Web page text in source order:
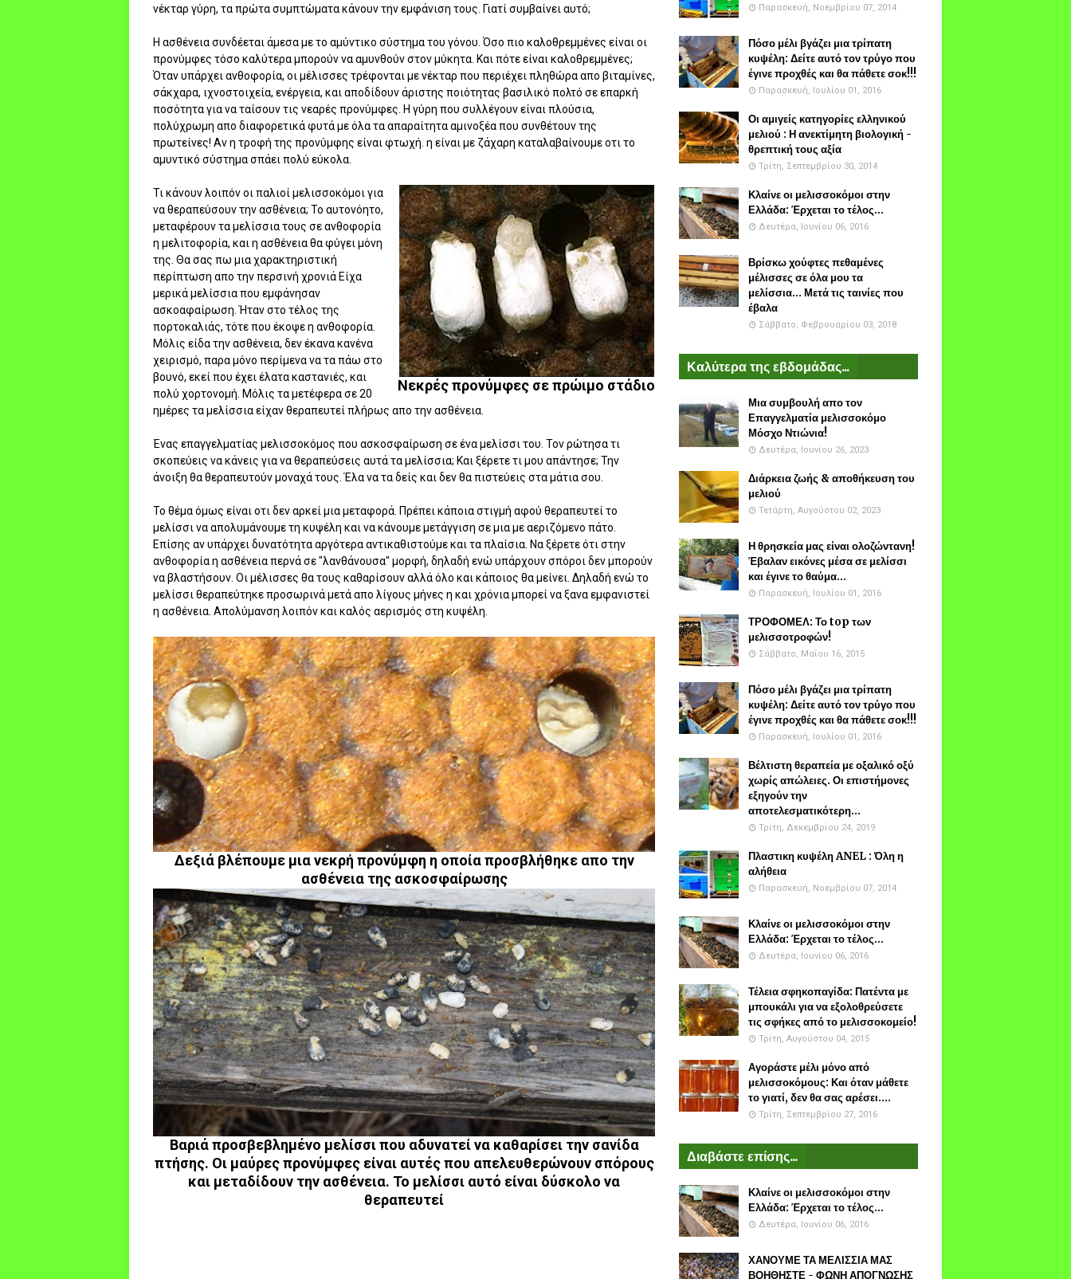
νέκταρ γύρη, τα πρώτα συμπτώματα κάνουν την εμφάνιση τους. Γιατί συμβαίνει αυτό;
Η ασθένεια συνδέεται άμεσα με το αμύντικο σύστημα του γόνου. Όσο πιο καλοθρεμμένες είναι οι
προνύμφες τόσο καλύτερα μπορούν να αμυνθούν στον μύκητα. Και πότε είναι καλοθρεμμένες;
Όταν υπάρχει ανθοφορία, οι μέλισσες τρέφονται με νέκταρ που περιέχει πληθώρα απο βιταμίνες,
σάκχαρα, ιχνοστοιχεία, ενέργεια, και αποδίδουν άριστης ποιότητας βασιλικό πολτό σε επαρκή
ποσότητα για να ταίσουν τις νεαρές προνύμφες. Η γύρη που συλλέγουν είναι πλούσια,
πολύχρωμη απο διαφορετικά φυτά με όλα τα απαραίτητα αμινοξέα που συνθέτουν της
πρωτείνες! Αν η τροφή της προνύμφης είναι φτωχή. η είναι με ζάχαρη καταλαβαίνουμε οτι το
αμυντικό σύστημα σπάει πολύ εύκολα.
Νεκρές προνύμφες σε πρώιμο στάδιο
Τι κάνουν λοιπόν οι παλιοί μελισσοκόμοι για
να θεραπεύσουν την ασθένεια; Το αυτονόητο,
μεταφέρουν τα μελίσσια τους σε ανθοφορία
η μελιτοφορία, και η ασθένεια θα φύγει μόνη
της. Θα σας πω μια χαρακτηριστική
περίπτωση απο την περσινή χρονιά Είχα
μερικά μελίσσια που εμφάνησαν
ασκοαφαίρωση. Ήταν στο τέλος της
πορτοκαλιάς, τότε που έκοψε η ανθοφορία.
Μόλις είδα την ασθένεια, δεν έκανα κανένα
χειρισμό, παρα μόνο περίμενα να τα πάω στο
βουνό, εκεί που έχει έλατα καστανιές, και
πολύ χορτονομή. Μόλις τα μετέφερα σε 20
ημέρες τα μελίσσια είχαν θεραπευτεί πλήρως απο την ασθένεια.
Ένας επαγγελματίας μελισσοκόμος που ασκοσφαίρωση σε ένα μελίσσι του. Τον ρώτησα τι
σκοπεύεις να κάνεις για να θεραπεύσεις αυτά τα μελίσσια; Και ξέρετε τι μου απάντησε; Την
άνοιξη θα θεραπευτούν μοναχά τους. Έλα να τα δείς και δεν θα πιστεύεις στα μάτια σου.
Το θέμα όμως είναι οτι δεν αρκεί μια μεταφορά. Πρέπει κάποια στιγμή αφού θεραπευτεί το
μελίσσι να απολυμάνουμε τη κυψέλη και να κάνουμε μετάγγιση σε μια με αεριζόμενο πάτο.
Επίσης αν υπάρχει δυνατότητα αργότερα αντικαθιστούμε και τα πλαίσια. Να ξέρετε ότι στην
ανθοφορία η ασθένεια περνά σε "λανθάνουσα" μορφή, δηλαδή ενώ υπάρχουν σπόροι δεν μπορούν
να βλαστήσουν. Οι μέλισσες θα τους καθαρίσουν αλλά όλο και κάποιος θα μείνει. Δηλαδή ενώ το
μελίσσι θεραπεύτηκε προσωρινά μετά απο λίγους μήνες η και χρόνια μπορεί να ξανα εμφανιστεί
η ασθένεια. Απολύμανση λοιπόν και καλός αερισμός στη κυψέλη.
Δεξιά βλέπουμε μια νεκρή προνύμφη η οποία προσβλήθηκε απο την
ασθένεια της ασκοσφαίρωσης
Βαριά προσβεβλημένο μελίσσι που αδυνατεί να καθαρίσει την σανίδα
πτήσης. Οι μαύρες προνύμφες είναι αυτές που απελευθερώνουν σπόρους
και μεταδίδουν την ασθένεια. Το μελίσσι αυτό είναι δύσκολο να
θεραπευτεί
Παρασκευή, Νοεμβρίου 07, 2014
Πόσο μέλι βγάζει μια τρίπατη
κυψέλη: Δείτε αυτό τον τρύγο που
έγινε προχθές και θα πάθετε σοκ!!!
Παρασκευή, Ιουλίου 01, 2016
Οι αμιγείς κατηγορίες ελληνικού
μελιού : Η ανεκτίμητη βιολογική -
θρεπτική τους αξία
Τρίτη, Σεπτεμβρίου 30, 2014
Κλαίνε οι μελισσοκόμοι στην
Ελλάδα: Έρχεται το τέλος...
Δευτέρα, Ιουνίου 06, 2016
Βρίσκω χούφτες πεθαμένες
μέλισσες σε όλα μου τα
μελίσσια... Μετά τις ταινίες που
έβαλα
Σάββατο, Φεβρουαρίου 03, 2018
Καλύτερα της εβδομάδας...
Μια συμβουλή απο τον
Επαγγελματία μελισσοκόμο
Μόσχο Ντιώνια!
Δευτέρα, Ιουνίου 26, 2023
Διάρκεια ζωής & αποθήκευση του
μελιού
Τετάρτη, Αυγούστου 02, 2023
Η θρησκεία μας είναι ολοζώντανη!
Έβαλαν εικόνες μέσα σε μελίσσι
και έγινε το θαύμα...
Παρασκευή, Ιουλίου 01, 2016
ΤΡΟΦΟΜΕΛ: Το top των
μελισσοτροφών!
Σάββατο, Μαΐου 16, 2015
Πόσο μέλι βγάζει μια τρίπατη
κυψέλη: Δείτε αυτό τον τρύγο που
έγινε προχθές και θα πάθετε σοκ!!!
Παρασκευή, Ιουλίου 01, 2016
Βέλτιστη θεραπεία με οξαλικό οξύ
χωρίς απώλειες. Οι επιστήμονες
εξηγούν την
αποτελεσματικότερη...
Τρίτη, Δεκεμβρίου 24, 2019
Πλαστικη κυψέλη ANEL : Όλη η
αλήθεια
Παρασκευή, Νοεμβρίου 07, 2014
Κλαίνε οι μελισσοκόμοι στην
Ελλάδα: Έρχεται το τέλος...
Δευτέρα, Ιουνίου 06, 2016
Τέλεια σφηκοπαγίδα: Πατέντα με
μπουκάλι για να εξολοθρεύσετε
τις σφήκες από το μελισσοκομείο!
Τρίτη, Αυγούστου 04, 2015
Αγοράστε μέλι μόνο από
μελισσοκόμους: Και όταν μάθετε
το γιατί, δεν θα σας αρέσει....
Τρίτη, Σεπτεμβρίου 27, 2016
Διαβάστε επίσης...
Κλαίνε οι μελισσοκόμοι στην
Ελλάδα: Έρχεται το τέλος...
Δευτέρα, Ιουνίου 06, 2016
ΧΑΝΟΥΜΕ ΤΑ ΜΕΛΙΣΣΙΑ ΜΑΣ
ΒΟΗΘΗΣΤΕ - ΦΩΝΗ ΑΠΟΓΝΩΣΗΣ